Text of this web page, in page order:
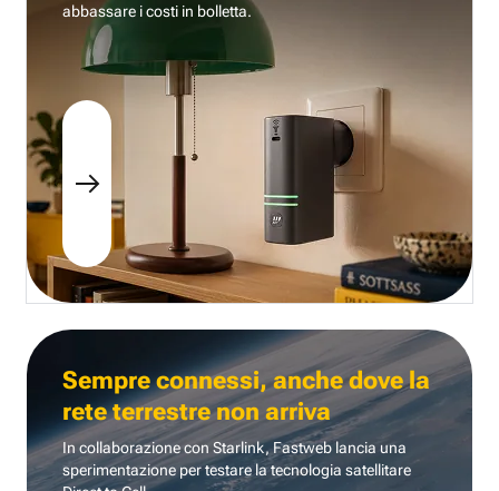
abbassare i costi in bolletta.
Sempre connessi, anche dove la
rete terrestre non arriva
In collaborazione con Starlink, Fastweb lancia una
sperimentazione per testare la tecnologia satellitare